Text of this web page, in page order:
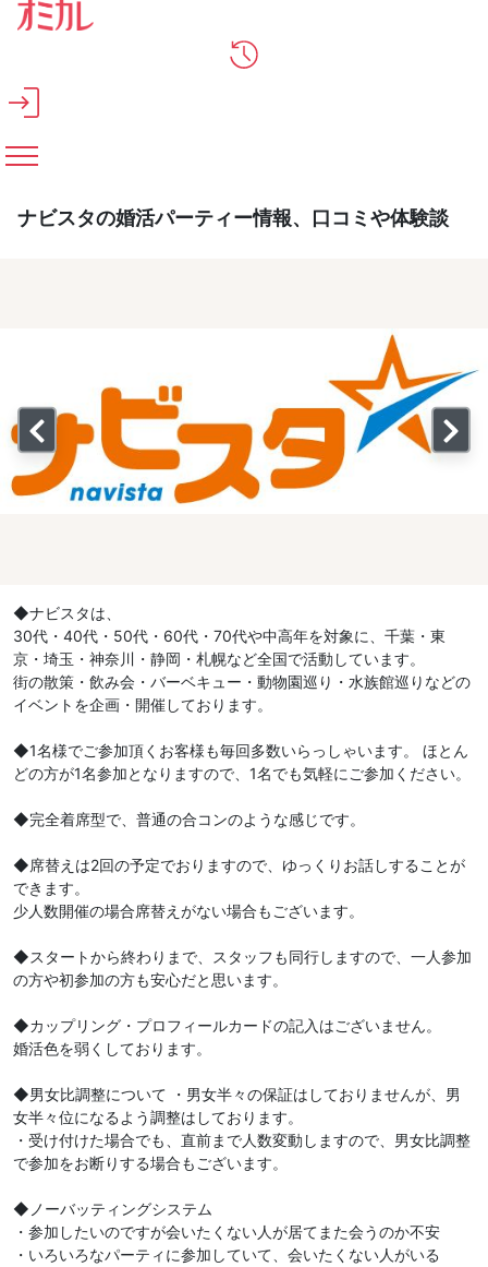
メインコンテンツへスキップ
ナビスタの婚活パーティー情報、口コミや体験談
◆ナビスタは、
30代・40代・50代・60代・70代や中高年を対象に、千葉・東
京・埼玉・神奈川・静岡・札幌など全国で活動しています。
街の散策・飲み会・バーベキュー・動物園巡り・水族館巡りなどの
イベントを企画・開催しております。
◆1名様でご参加頂くお客様も毎回多数いらっしゃいます。 ほとん
どの方が1名参加となりますので、1名でも気軽にご参加ください。
◆完全着席型で、普通の合コンのような感じです。
◆席替えは2回の予定でおりますので、ゆっくりお話しすることが
できます。
少人数開催の場合席替えがない場合もございます。
◆スタートから終わりまで、スタッフも同行しますので、一人参加
の方や初参加の方も安心だと思います。
◆カップリング・プロフィールカードの記入はございません。
婚活色を弱くしております。
◆男女比調整について ・男女半々の保証はしておりませんが、男
女半々位になるよう調整はしております。
・受け付けた場合でも、直前まで人数変動しますので、男女比調整
で参加をお断りする場合もございます。
◆ノーバッティングシステム
・参加したいのですが会いたくない人が居てまた会うのか不安
・いろいろなパーティに参加していて、会いたくない人がいる